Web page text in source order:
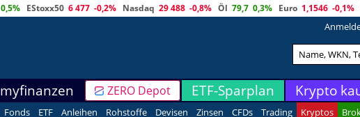
0,5% EStoxx50 6 477 -0,2% Nasdaq 29 488 -0,8% Öl 79,7 0,3% Euro 1,1546 -0,1%
myfinanzen ZERO Depot ETF-Sparplan Krypto
Fonds ETF Anleihen Rohstoffe Devisen Zinsen CFDs Trading Kryptos